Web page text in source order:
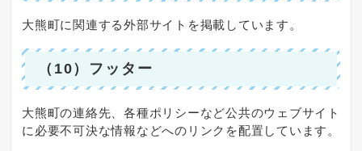
大熊町に関連する外部サイトを掲載しています。
（10）フッター
大熊町の連絡先、各種ポリシーなど公共のウェブサイト
に必要不可決な情報などへのリンクを配置しています。